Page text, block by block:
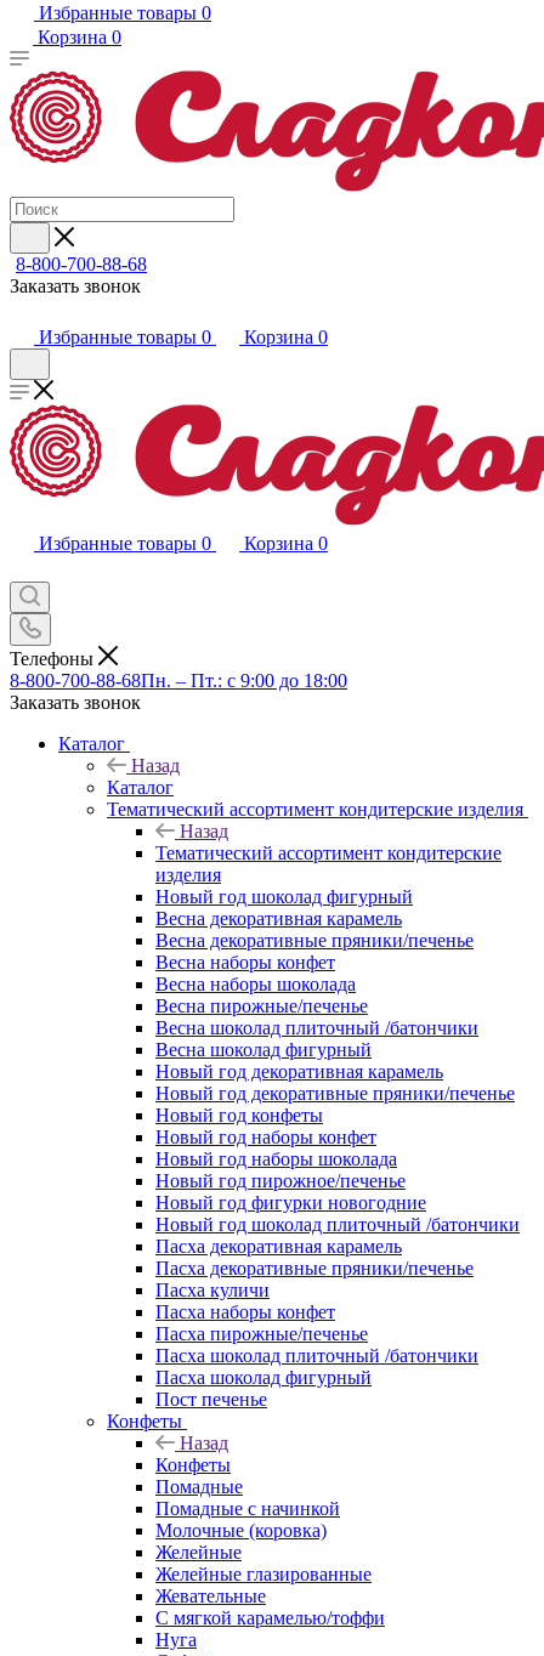
Избранные товары 0
Корзина 0
8-800-700-88-68
Заказать звонок
Избранные товары 0 Корзина 0
Избранные товары 0 Корзина 0
Телефоны
8-800-700-88-68Пн. – Пт.: с 9:00 до 18:00
Заказать звонок
Каталог
Назад
Каталог
Тематический ассортимент кондитерские изделия
Назад
Тематический ассортимент кондитерские
изделия
Новый год шоколад фигурный
Весна декоративная карамель
Весна декоративные пряники/печенье
Весна наборы конфет
Весна наборы шоколада
Весна пирожные/печенье
Весна шоколад плиточный /батончики
Весна шоколад фигурный
Новый год декоративная карамель
Новый год декоративные пряники/печенье
Новый год конфеты
Новый год наборы конфет
Новый год наборы шоколада
Новый год пирожное/печенье
Новый год фигурки новогодние
Новый год шоколад плиточный /батончики
Пасха декоративная карамель
Пасха декоративные пряники/печенье
Пасха куличи
Пасха наборы конфет
Пасха пирожные/печенье
Пасха шоколад плиточный /батончики
Пасха шоколад фигурный
Пост печенье
Конфеты
Назад
Конфеты
Помадные
Помадные с начинкой
Молочные (коровка)
Желейные
Желейные глазированные
Жевательные
С мягкой карамелью/тоффи
Нуга